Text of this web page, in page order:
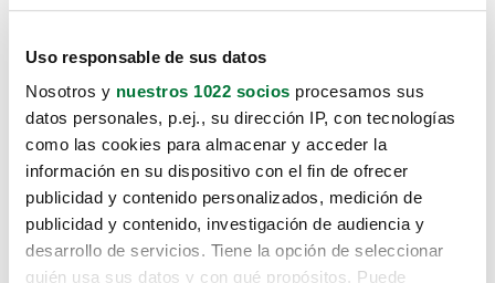
Uso responsable de sus datos
Nosotros y nuestros 1022 socios procesamos sus
datos personales, p.ej., su dirección IP, con tecnologías
como las cookies para almacenar y acceder la
información en su dispositivo con el fin de ofrecer
publicidad y contenido personalizados, medición de
publicidad y contenido, investigación de audiencia y
desarrollo de servicios. Tiene la opción de seleccionar
quién usa sus datos y con qué propósitos. Puede
Lo sentimos, no sabemos como
te hemos traido hasta aquí.
Pero puedes encontrar el coche que estás